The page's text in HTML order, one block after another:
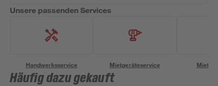
Unsere passenden Services
Handwerksservice Mietgeräteservice
Häufig dazu gekauft